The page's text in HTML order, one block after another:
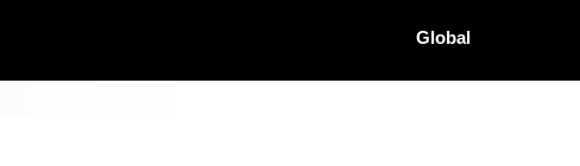
Global